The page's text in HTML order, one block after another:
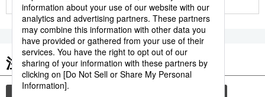
注目のキーワード
共同通信ニュース